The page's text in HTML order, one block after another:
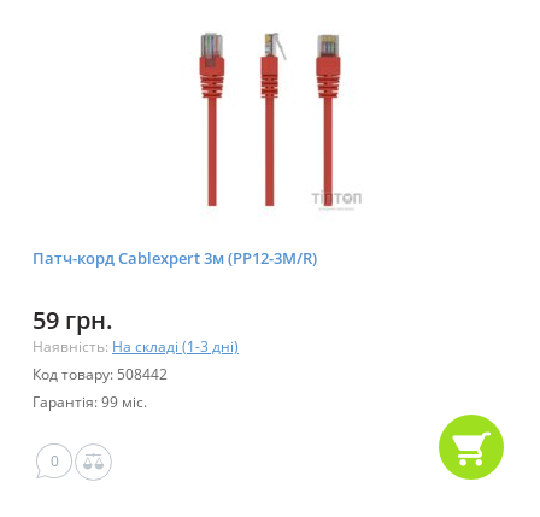
Патч-корд Cablexpert 3м (PP12-3M/R)
59 грн.
Наявність: На складі (1-3 дні)
Код товару: 508442
Гарантія: 99 міс.
0